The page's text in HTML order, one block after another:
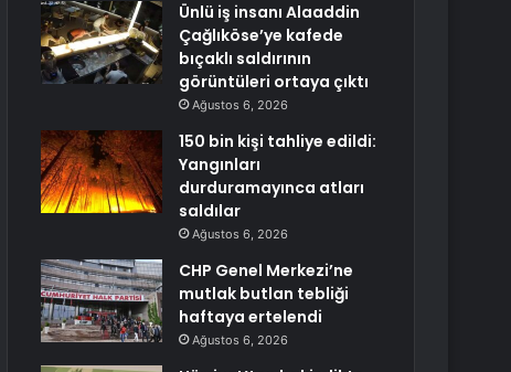
Ünlü iş insanı Alaaddin
Çağlıköse’ye kafede
bıçaklı saldırının
görüntüleri ortaya çıktı
Ağustos 6, 2026
150 bin kişi tahliye edildi:
Yangınları
durduramayınca atları
saldılar
Ağustos 6, 2026
CHP Genel Merkezi’ne
mutlak butlan tebliği
haftaya ertelendi
Ağustos 6, 2026